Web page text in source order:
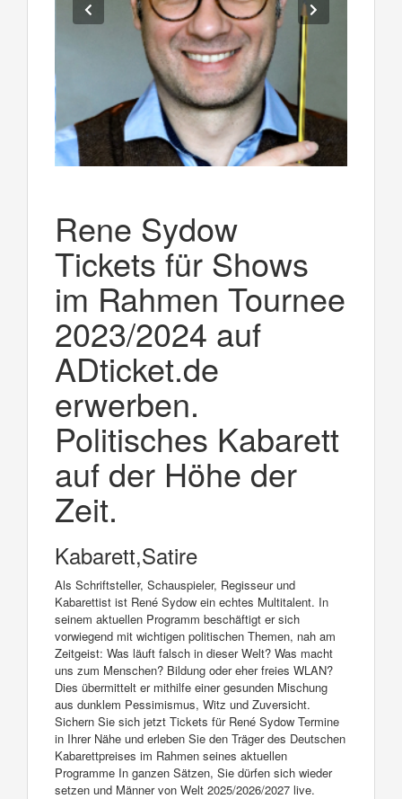
Rene Sydow
Tickets für Shows
im Rahmen Tournee
2023/2024 auf
ADticket.de
erwerben.
Politisches Kabarett
auf der Höhe der
Zeit.
Kabarett,Satire
Als Schriftsteller, Schauspieler, Regisseur und
Kabarettist ist René Sydow ein echtes Multitalent. In
seinem aktuellen Programm beschäftigt er sich
vorwiegend mit wichtigen politischen Themen, nah am
Zeitgeist: Was läuft falsch in dieser Welt? Was macht
uns zum Menschen? Bildung oder eher freies WLAN?
Dies übermittelt er mithilfe einer gesunden Mischung
aus dunklem Pessimismus, Witz und Zuversicht.
Sichern Sie sich jetzt Tickets für René Sydow Termine
in Ihrer Nähe und erleben Sie den Träger des Deutschen
Kabarettpreises im Rahmen seines aktuellen
Programme In ganzen Sätzen, Sie dürfen sich wieder
setzen und Männer von Welt 2025/2026/2027 live.